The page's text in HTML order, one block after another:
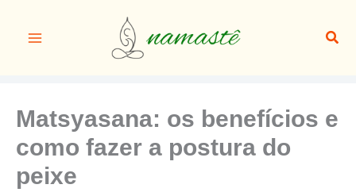
Matsyasana: os benefícios e
como fazer a postura do
peixe